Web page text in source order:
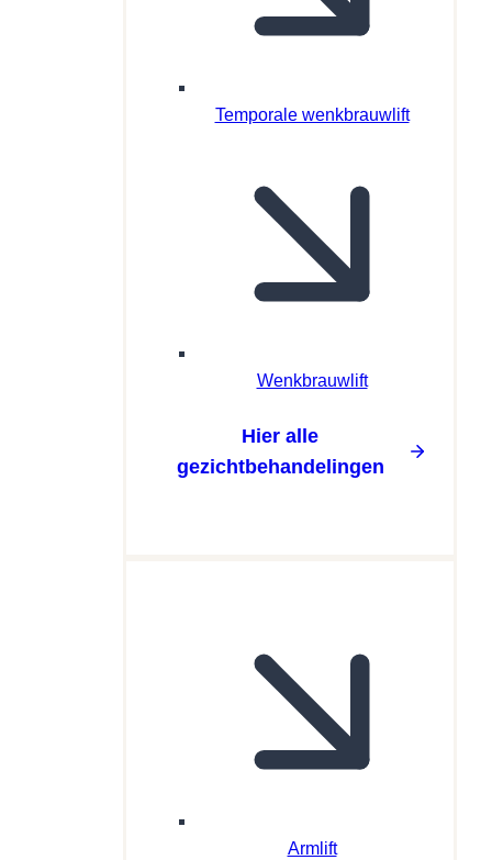
Temporale wenkbrauwlift
Wenkbrauwlift
Hier alle
gezichtbehandelingen
Armlift